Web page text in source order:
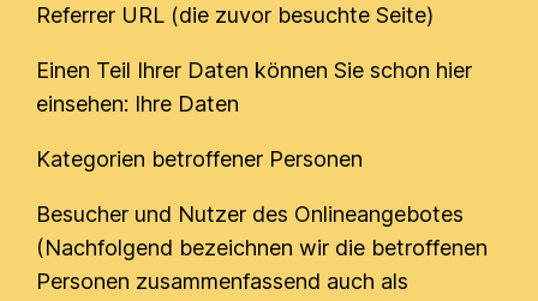
Referrer URL (die zuvor besuchte Seite)
Einen Teil Ihrer Daten können Sie schon hier
einsehen: Ihre Daten
Kategorien betroffener Personen
Besucher und Nutzer des Onlineangebotes
(Nachfolgend bezeichnen wir die betroffenen
Personen zusammenfassend auch als